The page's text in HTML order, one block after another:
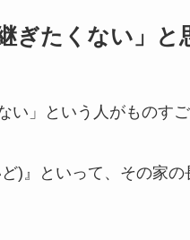
ぎたくない」と
い」という人がものすご
)』といって、その家